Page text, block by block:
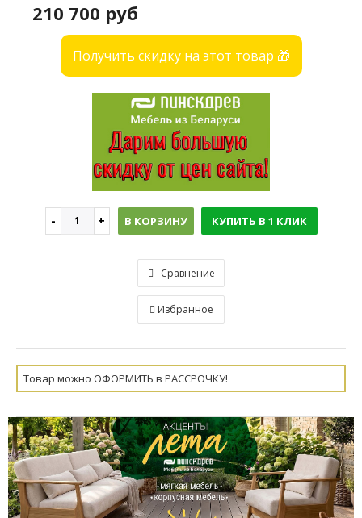
210 700 руб
Получить скидку на этот товар 🎁
В КОРЗИНУ КУПИТЬ В 1 КЛИК
Сравнение
Избранное
Товар можно ОФОРМИТЬ в РАССРОЧКУ!